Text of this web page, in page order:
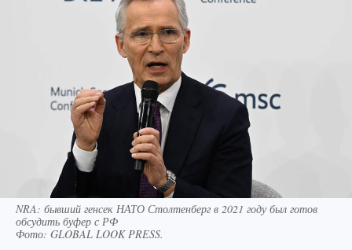
NRA: бывший генсек НАТО Столтенберг в 2021 году был готов
обсудить буфер с РФ
Фото: GLOBAL LOOK PRESS.